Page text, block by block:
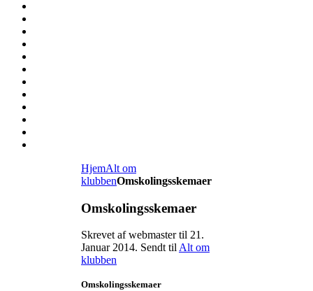
HjemAlt om
klubbenOmskolingsskemaer
Omskolingsskemaer
Skrevet af webmaster til 21.
Januar 2014. Sendt tilAlt om
klubben
Omskolingsskemaer